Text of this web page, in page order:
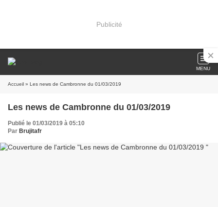
Publicité
MENU
Accueil » Les news de Cambronne du 01/03/2019
Les news de Cambronne du 01/03/2019
Publié le 01/03/2019 à 05:10
Par Brujitafr